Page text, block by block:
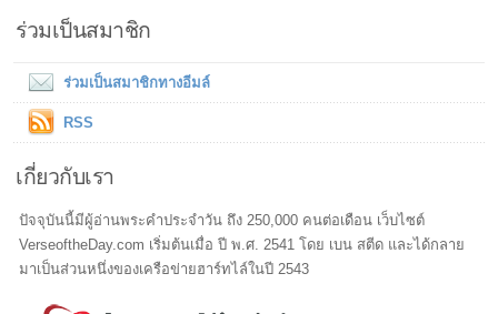
ร่วมเป็นสมาชิก
ร่วมเป็นสมาชิกทางอีมล์
RSS
เกี่ยวกับเรา
ปัจจุบันนี้มีผู้อ่านพระคำประจำวัน ถึง 250,000 คนต่อเดือน เว็บไซต์
VerseoftheDay.com เริ่มต้นเมื่อ ปี พ.ศ. 2541 โดย เบน สตีด และได้กลาย
มาเป็นส่วนหนึ่งของเครือข่ายฮาร์ทไล์ในปี 2543